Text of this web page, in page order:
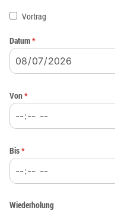
Vortrag
Datum*
Von*
Bis*
Wiederholung